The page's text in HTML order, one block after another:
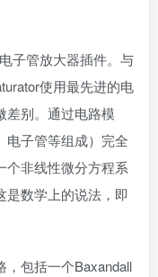
子管放大器插件。与
使用最先进的电
差别。通过电路模
电子管等组成）完全
个非线性微分方程系
是数学上的说法，即
，包括一个Baxandall